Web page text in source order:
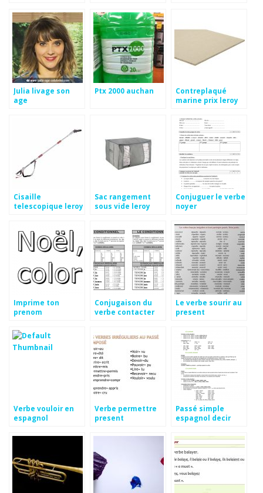
Julia livage son
age
Ptx 2000 auchan
Contreplaqué
marine prix leroy
Cisaille
telescopique leroy
Sac rangement
sous vide leroy
Conjuguer le verbe
noyer
Imprime ton
prenom
Conjugaison du
verbe contacter
Le verbe sourir au
present
Verbe vouloir en
espagnol
Verbe permettre
present
Passé simple
espagnol decir